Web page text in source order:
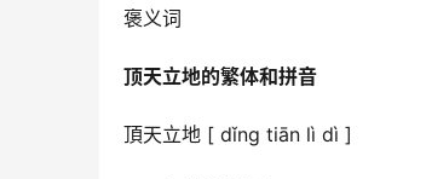
褒义词
顶天立地的繁体和拼音
頂天立地 [ dǐng tiān lì dì ]